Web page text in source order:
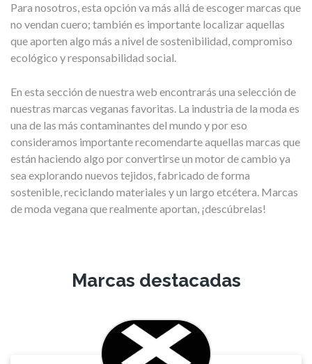
Para nosotros, esta opción va más allá de escoger marcas que
no vendan cuero; también es importante localizar aquellas
que aporten algo más a nivel de sostenibilidad, compromiso
ecológico y responsabilidad social.
En esta sección de nuestra web encontrarás una selección de
nuestras marcas veganas favoritas. La industria de la moda es
una de las más contaminantes del mundo y por eso
consideramos importante recomendarte aquellas marcas que
están haciendo algo por convertirse un motor de cambio ya
sea explorando nuevos tejidos, fabricado de forma
sostenible, reciclando materiales y un largo etcétera. Marcas
de moda vegana que realmente aportan, ¡descúbrelas!
Marcas destacadas